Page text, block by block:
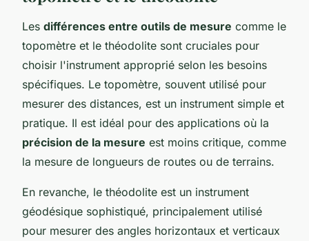
Les différences entre outils de mesure comme le
topomètre et le théodolite sont cruciales pour
choisir l'instrument approprié selon les besoins
spécifiques. Le topomètre, souvent utilisé pour
mesurer des distances, est un instrument simple et
pratique. Il est idéal pour des applications où la
précision de la mesure est moins critique, comme
la mesure de longueurs de routes ou de terrains.
En revanche, le théodolite est un instrument
géodésique sophistiqué, principalement utilisé
pour mesurer des angles horizontaux et verticaux